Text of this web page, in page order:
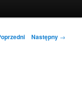
Następny →